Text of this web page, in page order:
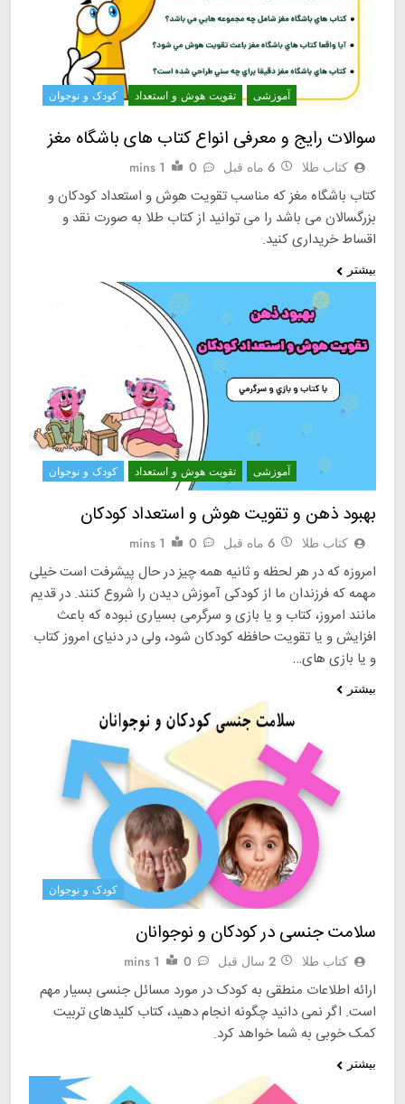
آموزشی تقويت هوش و استعداد کودک و نوجوان
سوالات رایج و معرفی انواع کتاب های باشگاه مغز
کتاب طلا 6 ماه قبل 0
1 mins
کتاب باشگاه مغز که مناسب تقویت هوش و استعداد کودکان و
بزرگسالان می باشد را می توانید از کتاب طلا به صورت نقد و
اقساط خریداری کنید.
بیشتر
آموزشی تقويت هوش و استعداد کودک و نوجوان
بهبود ذهن و تقویت هوش و استعداد کودکان
کتاب طلا 6 ماه قبل 0
1 mins
امروزه که در هر لحظه و ثانیه همه چیز در حال پیشرفت است خیلی
مهمه که فرزندان ما از کودکی آموزش دیدن را شروع کنند. در قدیم
مانند امروز، کتاب و یا بازی و سرگرمی بسیاری نبوده که باعث
افزایش و یا تقویت حافظه کودکان شود، ولی در دنیای امروز کتاب
و یا بازی های…
بیشتر
کودک و نوجوان
سلامت جنسی در کودکان و نوجوانان
کتاب طلا 2 سال قبل 0
1 mins
ارائه اطلاعات منطقی به کودک در مورد مسائل جنسی بسیار مهم
است. اگر نمی دانید چگونه انجام دهید، کتاب کلیدهای تربیت
کمک خوبی به شما خواهد کرد.
بیشتر